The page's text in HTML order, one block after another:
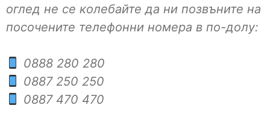
оглед не се колебайте да ни позвъните на
посочените телефонни номера в по-долу:
0888 280 280
0887 250 250
0887 470 470